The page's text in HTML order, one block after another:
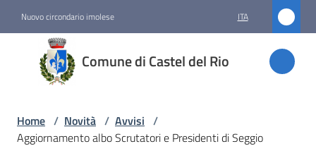
Nuovo circondario imolese ITA
Comune di Castel del Rio
Comune
di
Castel
Home / Novità / Avvisi /
Aggiornamento albo Scrutatori e Presidenti di Seggio